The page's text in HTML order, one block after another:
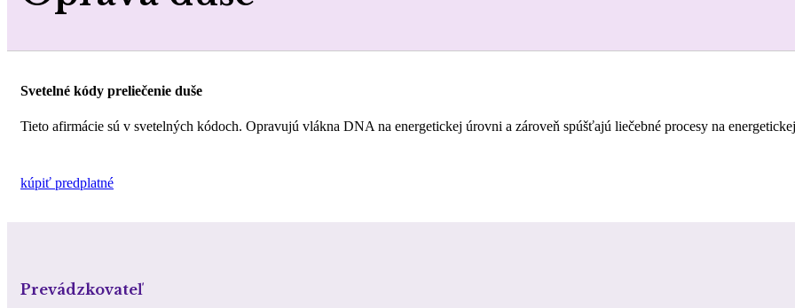
Svetelné kódy preliečenie duše
Tieto afirmácie sú v svetelných kódoch. Opravujú vlákna DNA na energetickej úrovni a zároveň spúšťajú liečebné procesy na
kúpiť predplatné
Prevádzkovateľ